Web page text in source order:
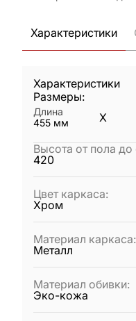
Характеристики
Характеристики
Размеры:
Длина
455 мм X
Высота от пола до
420
Цвет каркаса:
Хром
Материал каркаса:
Металл
Материал обивки:
Эко-кожа